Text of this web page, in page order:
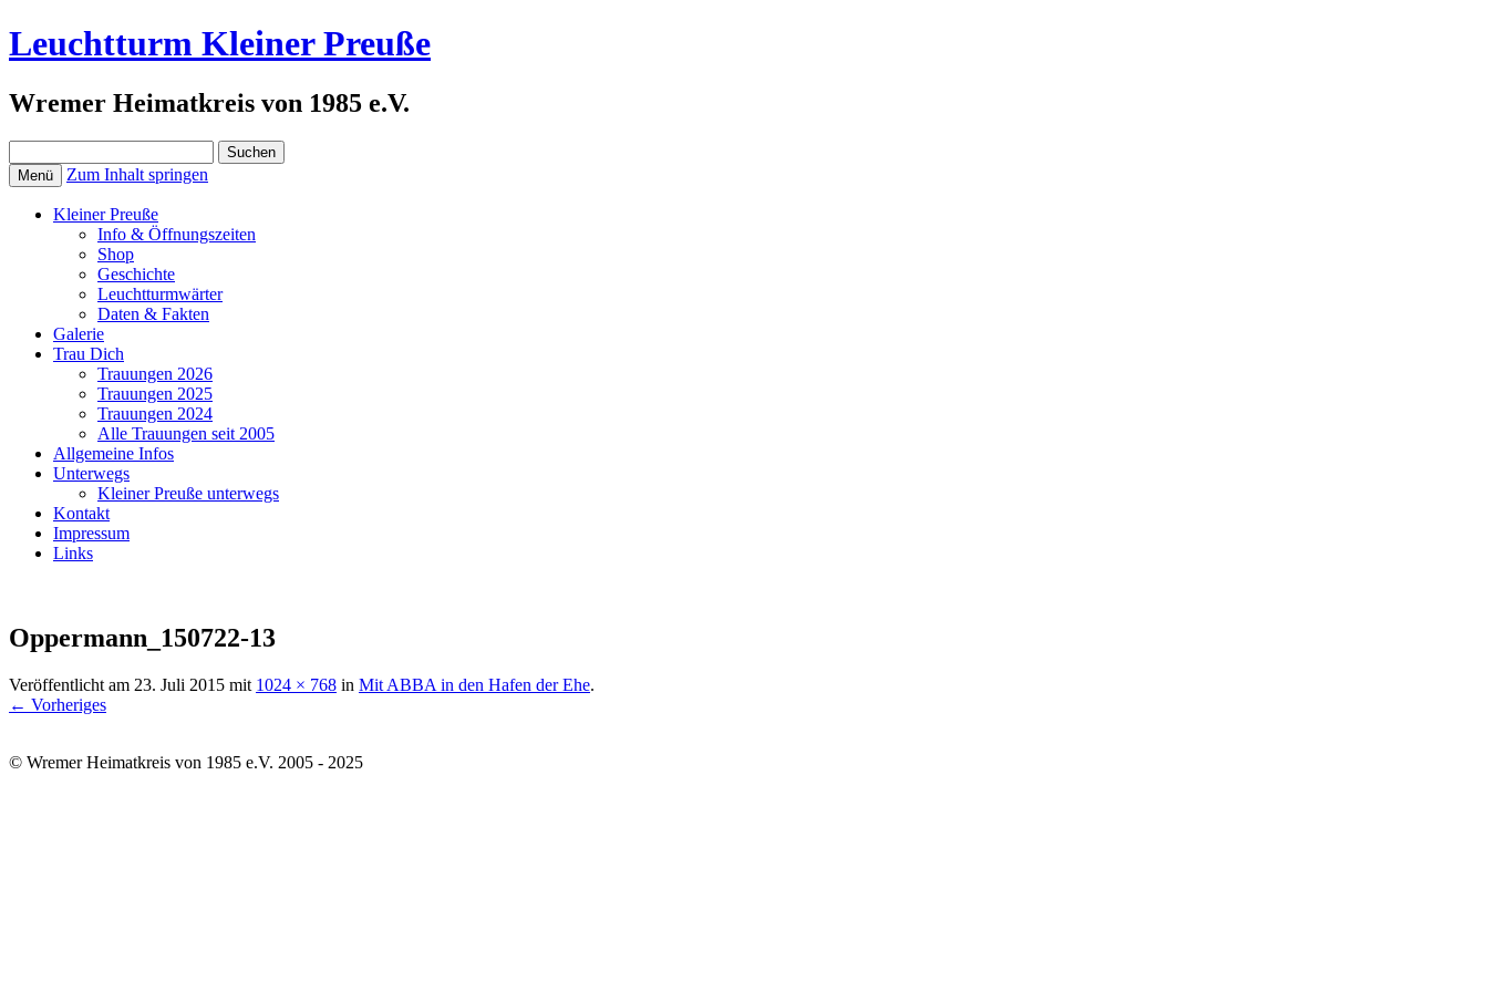
Leuchtturm Kleiner Preuße
Wremer Heimatkreis von 1985 e.V.
nach:
Menü Zum Inhalt springen
Kleiner Preuße
Info & Öffnungszeiten
Shop
Geschichte
Leuchtturmwärter
Daten & Fakten
Galerie
Trau Dich
Trauungen 2026
Trauungen 2025
Trauungen 2024
Alle Trauungen seit 2005
Allgemeine Infos
Unterwegs
Kleiner Preuße unterwegs
Kontakt
Impressum
Links
Oppermann_150722-13
Veröffentlicht am 23. Juli 2015 mit 1024 × 768 in Mit ABBA in den Hafen der Ehe.
← Vorheriges
© Wremer Heimatkreis von 1985 e.V. 2005 - 2025